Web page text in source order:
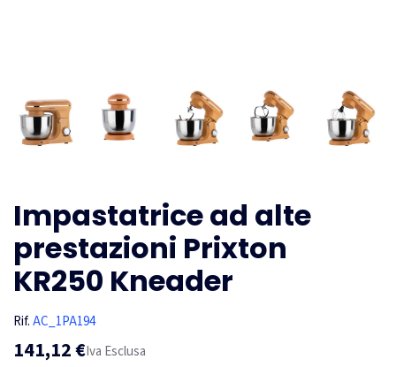
Impastatrice ad alte
prestazioni Prixton
KR250 Kneader
Rif.AC_1PA194
141,12 €Iva Esclusa